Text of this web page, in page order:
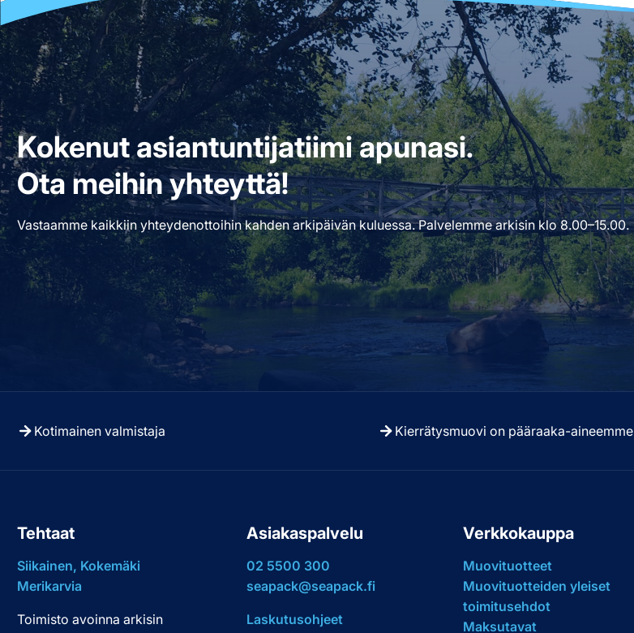
Kokenut asiantuntijatiimi apunasi.
Ota meihin yhteyttä!
Vastaamme kaikkiin yhteydenottoihin kahden arkipäivän kuluessa. Palvelemme arkisin klo 8.00–15.00.
Kotimainen valmistaja Kierrätysmuovi on pääraaka-aineemme
Tehtaat
Siikainen, Kokemäki
Merikarvia
Toimisto avoinna arkisin
Asiakaspalvelu
02 5500 300
seapack@seapack.fi
Laskutusohjeet
Verkkokauppa
Muovituotteet
Muovituotteiden yleiset
toimitusehdot
Maksutavat